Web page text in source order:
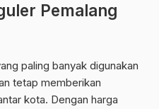
Pemalang
paling banyak digunakan
tetap memberikan
kota. Dengan harga